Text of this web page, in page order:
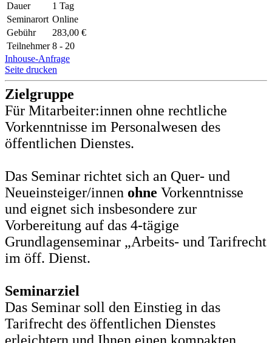
Dauer
1 Tag
Seminarort Online
Gebühr
283,00 €
Teilnehmer 8 - 20
Inhouse-Anfrage
Seite drucken
Zielgruppe
Für Mitarbeiter:innen ohne rechtliche
Vorkenntnisse im Personalwesen des
öffentlichen Dienstes.
Das Seminar richtet sich an Quer- und
Neueinsteiger/innen ohne Vorkenntnisse
und eignet sich insbesondere zur
Vorbereitung auf das 4-tägige
Grundlagenseminar „Arbeits- und Tarifrecht
im öff. Dienst.
Seminarziel
Das Seminar soll den Einstieg in das
Tarifrecht des öffentlichen Dienstes